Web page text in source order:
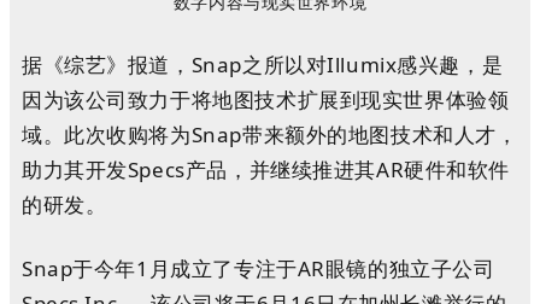
据《综艺》报道，Snap之所以对Illumix感兴趣，是
因为该公司致力于将地图技术扩展到现实世界体验领
域。此次收购将为Snap带来额外的地图技术和人才，
助力其开发Specs产品，并继续推进其AR硬件和软件
的研发。
Snap于今年1月成立了专注于AR眼镜的独立子公司